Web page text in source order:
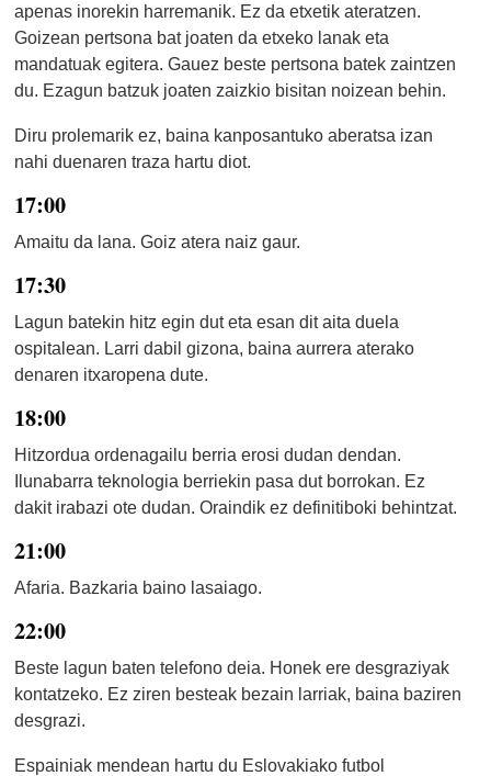
apenas inorekin harremanik. Ez da etxetik ateratzen.
Goizean pertsona bat joaten da etxeko lanak eta
mandatuak egitera. Gauez beste pertsona batek zaintzen
du. Ezagun batzuk joaten zaizkio bisitan noizean behin.
Diru prolemarik ez, baina kanposantuko aberatsa izan
nahi duenaren traza hartu diot.
17:00
Amaitu da lana. Goiz atera naiz gaur.
17:30
Lagun batekin hitz egin dut eta esan dit aita duela
ospitalean. Larri dabil gizona, baina aurrera aterako
denaren itxaropena dute.
18:00
Hitzordua ordenagailu berria erosi dudan dendan.
Ilunabarra teknologia berriekin pasa dut borrokan. Ez
dakit irabazi ote dudan. Oraindik ez definitiboki behintzat.
21:00
Afaria. Bazkaria baino lasaiago.
22:00
Beste lagun baten telefono deia. Honek ere desgraziyak
kontatzeko. Ez ziren besteak bezain larriak, baina baziren
desgrazi.
Espainiak mendean hartu du Eslovakiako futbol